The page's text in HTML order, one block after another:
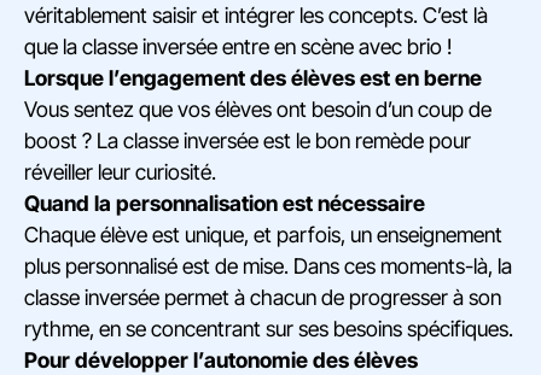
véritablement saisir et intégrer les concepts. C’est là
que la classe inversée entre en scène avec brio !
Lorsque l’engagement des élèves est en berne
Vous sentez que vos élèves ont besoin d’un coup de
boost ? La classe inversée est le bon remède pour
réveiller leur curiosité.
Quand la personnalisation est nécessaire
Chaque élève est unique, et parfois, un enseignement
plus personnalisé est de mise. Dans ces moments-là, la
classe inversée permet à chacun de progresser à son
rythme, en se concentrant sur ses besoins spécifiques.
Pour développer l’autonomie des élèves